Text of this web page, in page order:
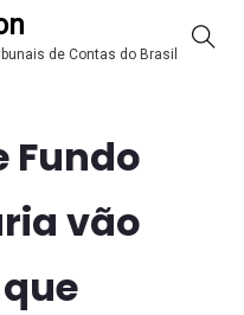
de Contas do Brasil
Fundo
vão